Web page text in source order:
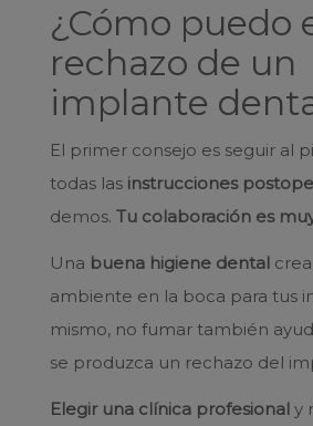
¿Cómo puedo
rechazo de un
implante
El primer consejo es seguir al
todas las instrucciones
demos. Tu colaboración es
Una buena higiene dental
ambiente en la boca para tus
mismo, no fumar también
se produzca un rechazo del
Elegir una clínica profesional y